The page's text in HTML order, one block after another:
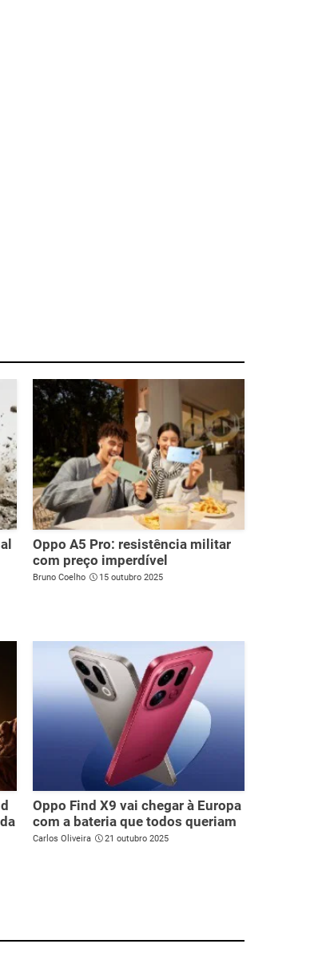
Oppo A5 Pro: resistência militar
com preço imperdível
Bruno Coelho 15 outubro 2025
Oppo Find X9 vai chegar à Europa
com a bateria que todos queriam
Carlos Oliveira 21 outubro 2025